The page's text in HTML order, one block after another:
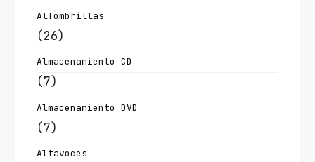
Alfombrillas
(26)
Almacenamiento CD
(7)
Almacenamiento DVD
(7)
Altavoces